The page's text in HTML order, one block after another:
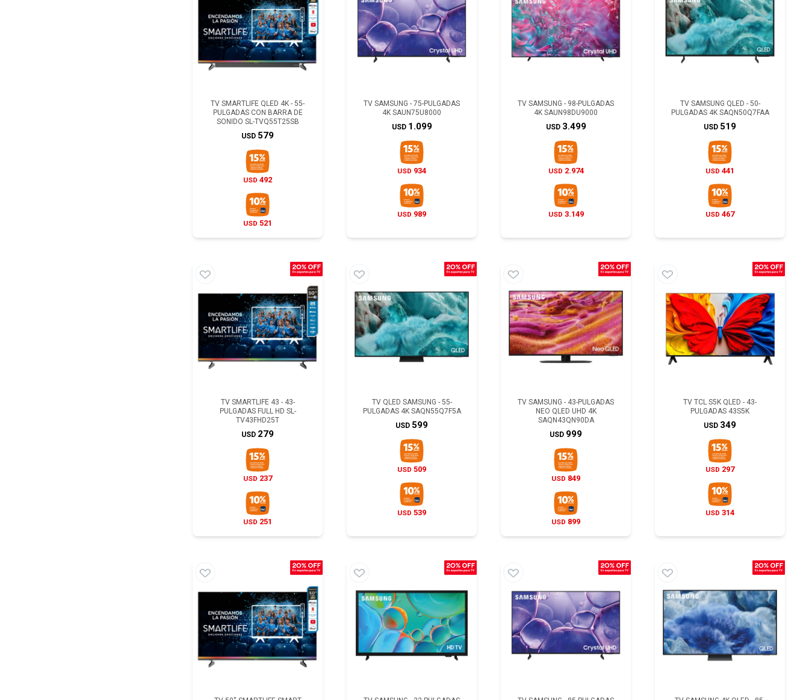
TV SMARTLIFE QLED 4K - 55-
PULGADAS CON BARRA DE
SONIDO SL-TVQ55T25SB
USD 579
USD 492
USD 521
TV SAMSUNG - 75-PULGADAS
4K SAUN75U8000
USD 1.099
USD 934
USD 989
TV SAMSUNG - 98-PULGADAS
4K SAUN98DU9000
USD 3.499
USD 2.974
USD 3.149
TV SAMSUNG QLED - 50-
PULGADAS 4K SAQN50Q7FAA
USD 519
USD 441
USD 467
TV SMARTLIFE 43 - 43-
PULGADAS FULL HD SL-
TV43FHD25T
USD 279
USD 237
USD 251
TV QLED SAMSUNG - 55-
PULGADAS 4K SAQN55Q7F5A
USD 599
USD 509
USD 539
TV SAMSUNG - 43-PULGADAS
NEO QLED UHD 4K
SAQN43QN90DA
USD 999
USD 849
USD 899
TV TCL S5K QLED - 43-
PULGADAS 43S5K
USD 349
USD 297
USD 314